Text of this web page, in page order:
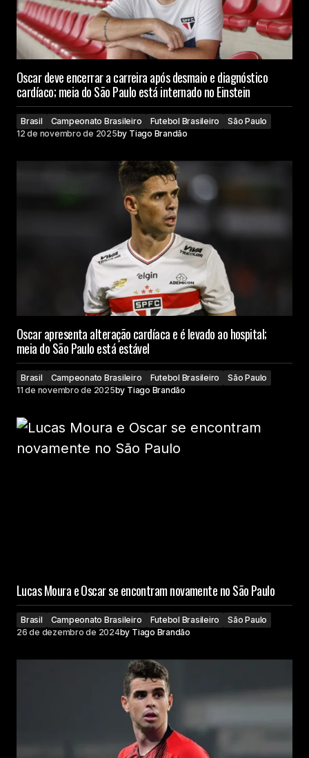
Oscar deve encerrar a carreira após desmaio e diagnóstico
cardíaco; meia do São Paulo está internado no Einstein
Brasil Campeonato Brasileiro Futebol Brasileiro
São Paulo
12 de novembro de 2025by Tiago Brandão
Oscar apresenta alteração cardíaca e é levado ao hospital;
meia do São Paulo está estável
Brasil Campeonato Brasileiro Futebol Brasileiro
São Paulo
11 de novembro de 2025by Tiago Brandão
Lucas Moura e Oscar se encontram novamente no São Paulo
Brasil Campeonato Brasileiro Futebol Brasileiro
São Paulo
26 de dezembro de 2024by Tiago Brandão